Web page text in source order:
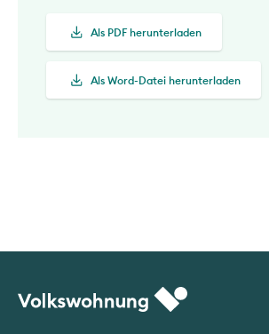
Als PDF herunterladen
Als Word-Datei herunterladen